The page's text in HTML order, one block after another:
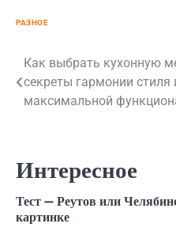
РАЗНОЕ
Навигация
по
Как выбрать кухонную
секреты гармонии стиля
максимальной
Интересное
Тест — Реутов или
картинке